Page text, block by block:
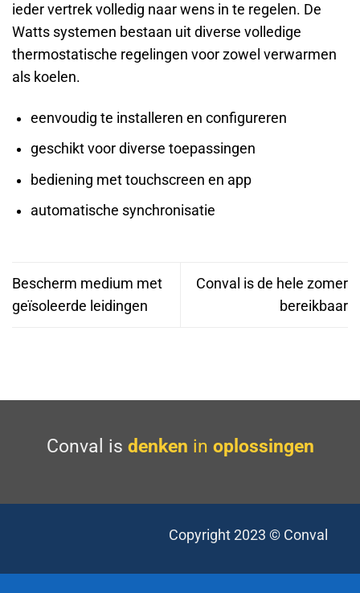
ieder vertrek volledig naar wens in te regelen. De
Watts systemen bestaan uit diverse volledige
thermostatische regelingen voor zowel verwarmen
als koelen.
eenvoudig te installeren en configureren
geschikt voor diverse toepassingen
bediening met touchscreen en app
automatische synchronisatie
Bescherm medium met
geïsoleerde leidingen
Conval is de hele zomer
bereikbaar
Conval is denken in oplossingen
Copyright 2023 © Conval